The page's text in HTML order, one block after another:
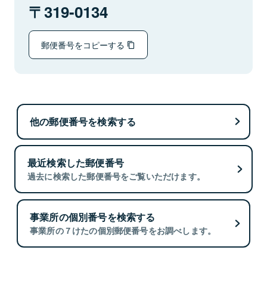
319-0134
郵便番号をコピーする
他の郵便番号を検索する
最近検索した郵便番号
過去に検索した郵便番号をご覧いただけます。
事業所の個別番号を検索する
事業所の７けたの個別郵便番号をお調べします。